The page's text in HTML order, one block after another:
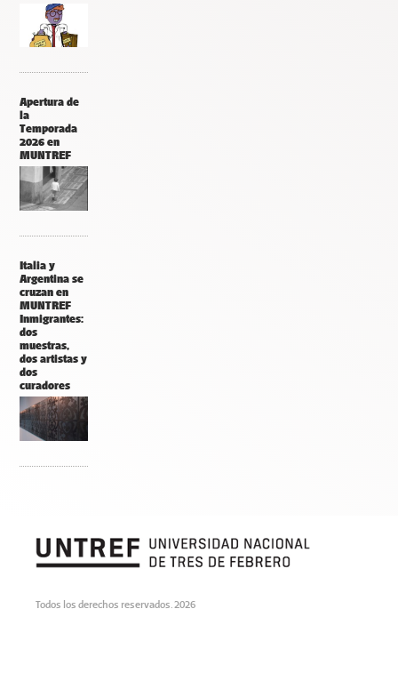
Apertura de
la
Temporada
2026 en
MUNTREF
Italia y
Argentina se
cruzan en
MUNTREF
Inmigrantes:
dos
muestras,
dos artistas y
dos
curadores
Todos los derechos reservados. 2026